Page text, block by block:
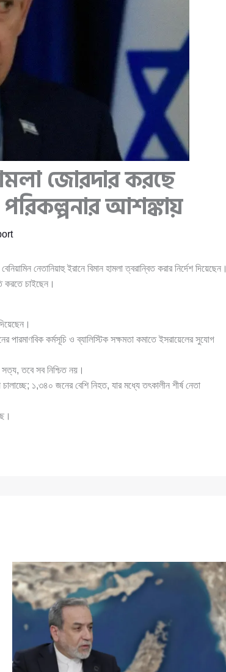
জোরদার করছে
পরিকল্পনার আশঙ্কায়
নেতানিয়াহু ইরানে বিমান হামলা ত্বরান্বিত করার নির্দেশ দিয়েছেন।
করতে চাইছেন।
পারমাণবিক কর্মসূচি ও ব্যালিস্টিক সক্ষমতা কমাতে ইসরায়েলের সুযোগ
তবে সব নিশ্চিত নয়।
১,৩৪০ জনের বেশি নিহত, যার মধ্যে তৎকালীন শীর্ষ নেতা